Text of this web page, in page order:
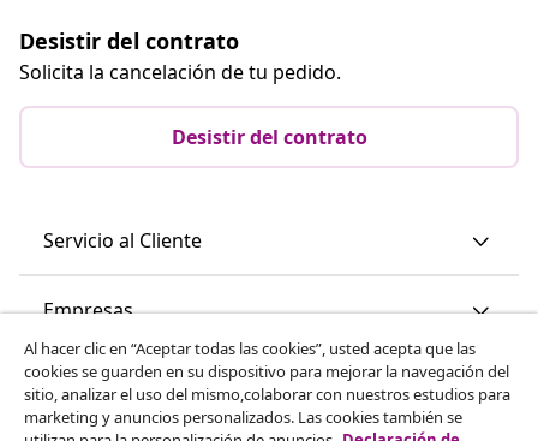
Desistir del contrato
Solicita la cancelación de tu pedido.
Desistir del contrato
Servicio al Cliente
Empresas
vidaXL
Al hacer clic en “Aceptar todas las cookies”, usted acepta que las
cookies se guarden en su dispositivo para mejorar la navegación del
sitio, analizar el uso del mismo,colaborar con nuestros estudios para
marketing y anuncios personalizados. Las cookies también se